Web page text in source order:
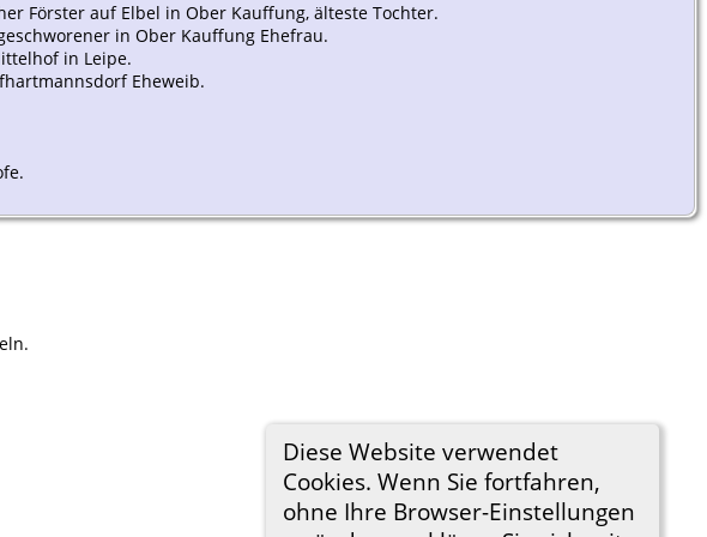
Diese Website verwendet
Cookies. Wenn Sie fortfahren,
ohne Ihre Browser-Einstellungen
Förster auf Elbel in Ober Kauffung, älteste Tochter.
in Ober Kauffung Ehefrau.
in Leipe.
Eheweib.